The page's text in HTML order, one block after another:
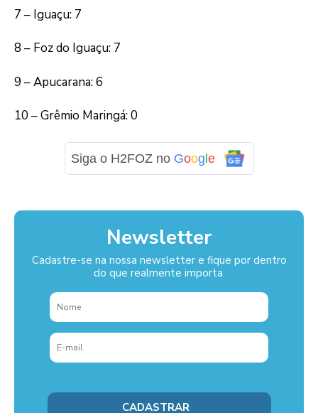
7 – Iguaçu: 7
8 – Foz do Iguaçu: 7
9 – Apucarana: 6
10 – Grêmio Maringá: 0
Siga o H2FOZ no Google
Newsletter
Cadastre-se na nossa newsletter e fique por dentro
do que realmente importa.